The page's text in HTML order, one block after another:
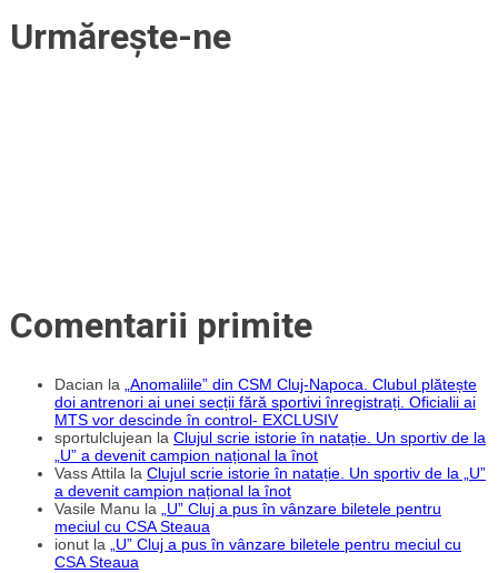
Urmărește-ne
Comentarii primite
Dacian la „Anomaliile” din CSM Cluj-Napoca. Clubul plătește
doi antrenori ai unei secții fără sportivi înregistrați. Oficialii ai
MTS vor descinde în control- EXCLUSIV
sportulclujean la Clujul scrie istorie în natație. Un sportiv de la
„U” a devenit campion național la înot
Vass Attila la Clujul scrie istorie în natație. Un sportiv de la „U”
a devenit campion național la înot
Vasile Manu la „U” Cluj a pus în vânzare biletele pentru
meciul cu CSA Steaua
ionut la „U” Cluj a pus în vânzare biletele pentru meciul cu
CSA Steaua